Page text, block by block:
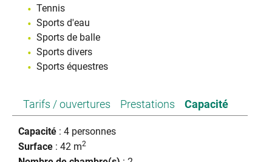
Tennis
Sports d'eau
Sports de balle
Sports divers
Sports équestres
Tarifs / ouvertures Prestations Capacité
Capacité : 4 personnes
Surface : 42 m2